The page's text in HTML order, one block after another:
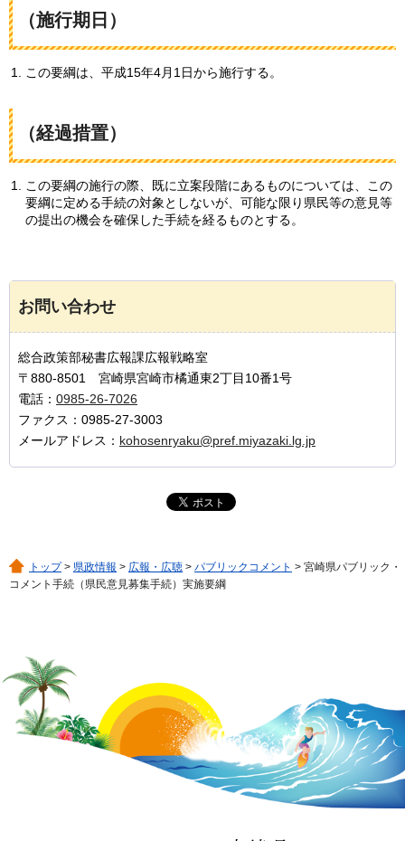
（施行期日）
この要綱は、平成15年4月1日から施行する。
（経過措置）
この要綱の施行の際、既に立案段階にあるものについては、この
要綱に定める手続の対象としないが、可能な限り県民等の意見等
の提出の機会を確保した手続を経るものとする。
お問い合わせ
総合政策部秘書広報課広報戦略室
〒880-8501 宮崎県宮崎市橘通東2丁目10番1号
電話： 0985-26-7026
ファクス：0985-27-3003
メールアドレス： kohosenryaku@pref.miyazaki.lg.jp
トップ> 県政情報 > 広報・広聴 > パブリックコメント > 宮崎県パブリック・
コメント手続（県民意見募集手続）実施要綱